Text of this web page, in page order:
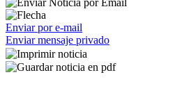
Enviar por e-mail
Enviar mensaje privado